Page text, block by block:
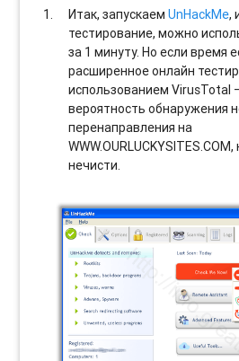
Итак, запускаемUnHackMe,
тестирование, можно
за 1 минуту. Но если время
расширенное онлайн
использованием VirusTotal
вероятность обнаружения
перенаправления на
нечисти.